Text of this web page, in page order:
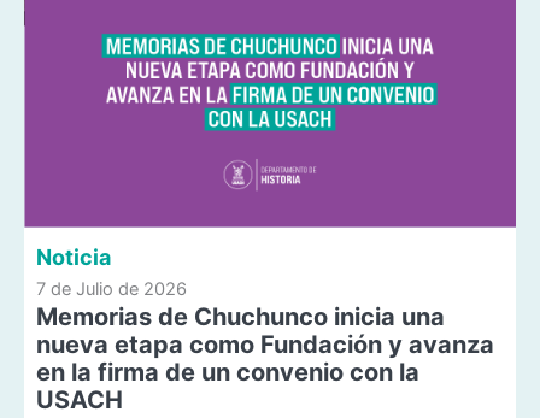
Noticia
7 de Julio de 2026
Memorias de Chuchunco inicia una
nueva etapa como Fundación y avanza
en la firma de un convenio con la
USACH